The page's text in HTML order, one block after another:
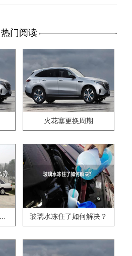
热门阅读
火花塞更换周期
玻璃水冻住了如何解决？